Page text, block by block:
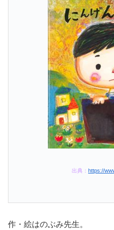
出典： https://
作・絵はのぶみ先生。